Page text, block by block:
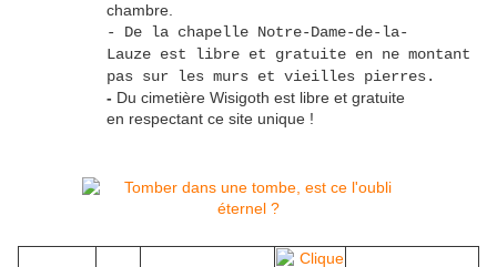
chambre.
- De la chapelle Notre-Dame-de-la-
Lauze est libre et gratuite en ne montant
pas sur les murs et vieilles pierres.
- Du cimetière Wisigoth est libre et gratuite
en respectant ce site unique !